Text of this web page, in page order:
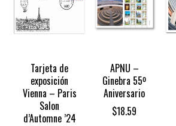
Tarjeta de
exposición
Vienna – Paris
Salon
d’Automne ’24
APNU –
Ginebra 55º
Aniversario
$18.59